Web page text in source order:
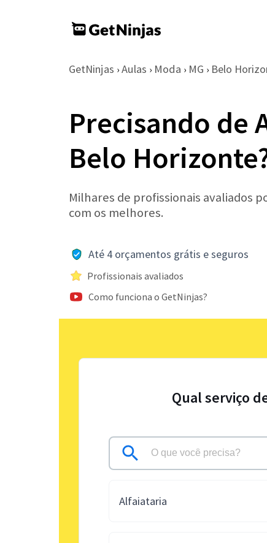
GetNinjas › Aulas › Moda › MG › Belo
Precisando de
Belo
Milhares de profissionais avaliados
com os melhores.
Até 4 orçamentos grátis e seguros
Profissionais avaliados
Como funciona o GetNinjas?
Qual serviço
Alfaiataria